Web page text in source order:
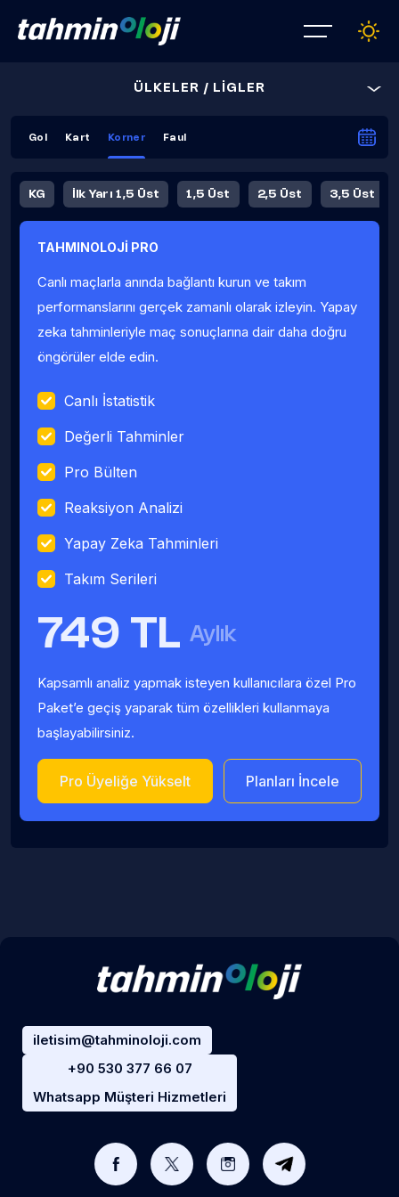
ÜLKELER / LİGLER
Gol Kart Korner Faul
KG İlk Yarı 1,5 Üst 1,5 Üst 2,5 Üst 3,5 Üst
Fauller Ortalama
TAHMINOLOJİ PRO
Canlı maçlarla anında bağlantı kurun ve takım
performanslarını gerçek zamanlı olarak izleyin. Yapay
zeka tahminleriyle maç sonuçlarına dair daha doğru
öngörüler elde edin.
Canlı İstatistik
Değerli Tahminler
Pro Bülten
Reaksiyon Analizi
Yapay Zeka Tahminleri
Takım Serileri
749 TL Aylık
Kapsamlı analiz yapmak isteyen kullanıcılara özel Pro
Paket’e geçiş yaparak tüm özellikleri kullanmaya
başlayabilirsiniz.
Pro Üyeliğe Yükselt Planları İncele
iletisim@tahminoloji.com
+90 530 377 66 07
Whatsapp Müşteri Hizmetleri